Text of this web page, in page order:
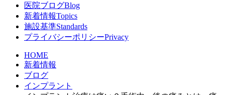
医院ブログBlog
新着情報Topics
施設基準Standards
プライバシーポリシーPrivacy
HOME
新着情報
ブログ
インプラント